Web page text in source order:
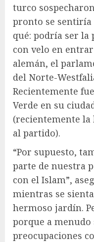
turco
pronto se sentiría
qué: podría ser
con velo en
alemán, el
del Norte-
Recientemente
Verde en su
(recientemente
al partido).
“Por supuesto,
parte de nuestra
con el Islam”,
mientras se
hermoso jardín.
porque a menudo
preocupaciones